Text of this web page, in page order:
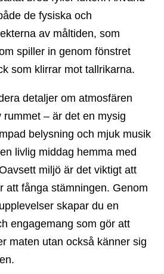
de fysiska och
av måltiden, som
spiller in genom fönstret
som klirrar mot tallrikarna.
detaljer om atmosfären
rummet – är det en mysig
belysning och mjuk musik
livlig middag hemma med
miljö är det viktigt att
att fånga stämningen. Genom
skapar du en
engagemang som gör att
maten utan också känner sig